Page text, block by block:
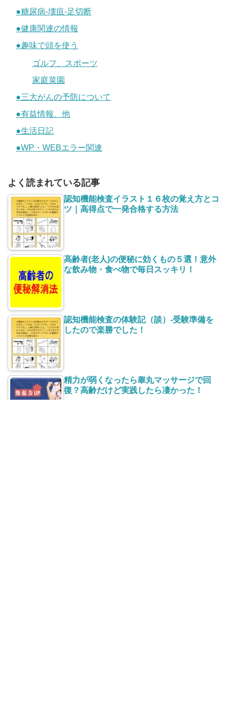
●糖尿病-壊疽-足切断
●健康関連の情報
●趣味で頭を使う
ゴルフ、スポーツ
家庭菜園
●三大がんの予防について
●有益情報、他
●生活日記
●WP・WEBエラー関連
よく読まれている記事
認知機能検査イラスト１６枚の覚え方とコ
ツ｜高得点で一発合格する方法
高齢者(老人)の便秘に効くもの５選！意外
な飲み物・食べ物で毎日スッキリ！
認知機能検査の体験記（談）-受験準備を
したので楽勝でした！
精力が弱くなったら睾丸マッサージで回
復？高齢だけど実践したら凄かった！